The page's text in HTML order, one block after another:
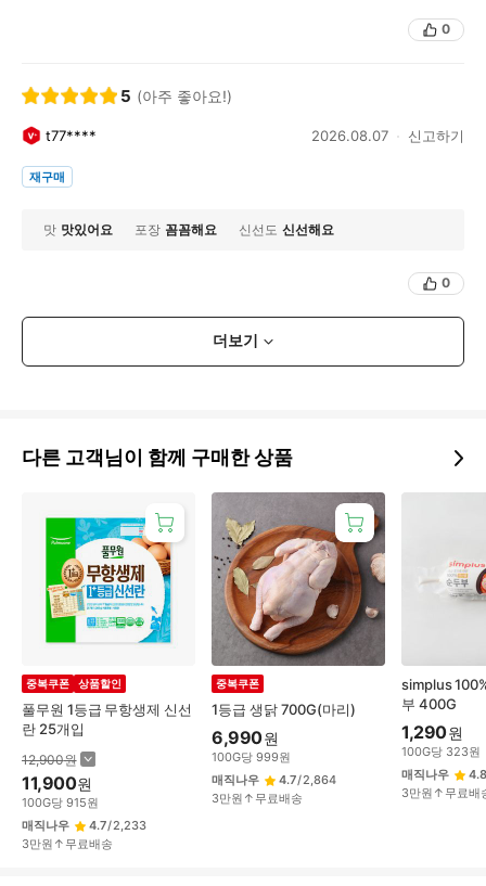
0
5 (아주 좋아요!)
t77**** 2026.08.07 신고하기
재구매
맛 맛있어요 포장 꼼꼼해요 신선도 신선해요
0
더보기
다른 고객님이 함께 구매한 상품
풀무원 1등급 무항생제 신선
란 25개입
중복쿠폰 상품할인
12,900원
11,900원
100G당 915원
매직나우
4.7/2,233
3만원↑무료배송
1등급 생닭 700G(마리)
중복쿠폰
6,990원
100G당 999원
매직나우
4.7/2,864
3만원↑무료배송
simplus
부 400G
1,290원
100G당 323원
매직나우
4.8
3만원↑무료배